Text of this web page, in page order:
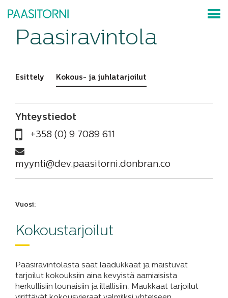
Paasiravintola
Esittely Kokous- ja juhlatarjoilut
Yhteystiedot
+358 (0) 9 7089 611
myynti@dev.paasitorni.donbran.co
Vuosi:
Kokoustarjoilut
Paasiravintolasta saat laadukkaat ja maistuvat
tarjoilut kokouksiin aina kevyistä aamiaisista
herkullisiin lounaisiin ja illallisiin. Maukkaat tarjoilut